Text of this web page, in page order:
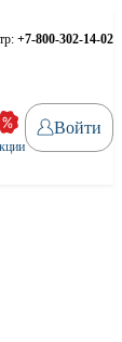
+7-800-302-14-02
Войти